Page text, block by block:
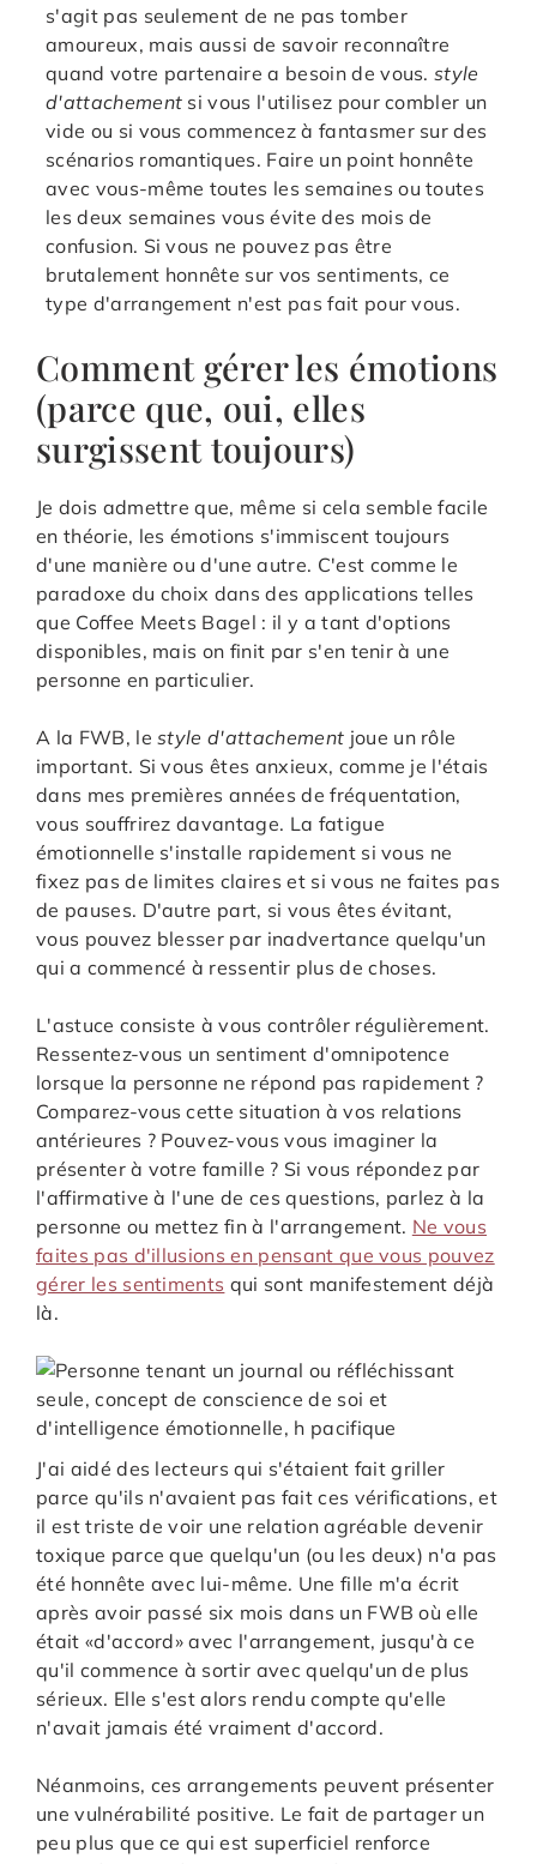
s'agit pas seulement de ne pas tomber
amoureux, mais aussi de savoir reconnaître
quand votre partenaire a besoin de vous.style
d'attachement si vous l'utilisez pour combler un
vide ou si vous commencez à fantasmer sur des
scénarios romantiques. Faire un point honnête
avec vous-même toutes les semaines ou toutes
les deux semaines vous évite des mois de
confusion. Si vous ne pouvez pas être
brutalement honnête sur vos sentiments, ce
type d'arrangement n'est pas fait pour vous.
Comment gérer les émotions
(parce que, oui, elles
surgissent toujours)
Je dois admettre que, même si cela semble facile
en théorie, les émotions s'immiscent toujours
d'une manière ou d'une autre. C'est comme le
paradoxe du choix dans des applications telles
que Coffee Meets Bagel : il y a tant d'options
disponibles, mais on finit par s'en tenir à une
personne en particulier.
A la FWB, lestyle d'attachement joue un rôle
important. Si vous êtes anxieux, comme je l'étais
dans mes premières années de fréquentation,
vous souffrirez davantage. La fatigue
émotionnelle s'installe rapidement si vous ne
fixez pas de limites claires et si vous ne faites pas
de pauses. D'autre part, si vous êtes évitant,
vous pouvez blesser par inadvertance quelqu'un
qui a commencé à ressentir plus de choses.
L'astuce consiste à vous contrôler régulièrement.
Ressentez-vous un sentiment d'omnipotence
lorsque la personne ne répond pas rapidement ?
Comparez-vous cette situation à vos relations
antérieures ? Pouvez-vous vous imaginer la
présenter à votre famille ? Si vous répondez par
l'affirmative à l'une de ces questions, parlez à la
personne ou mettez fin à l'arrangement. Ne vous
faites pas d'illusions en pensant que vous pouvez
gérer les sentiments qui sont manifestement déjà
là.
J'ai aidé des lecteurs qui s'étaient fait griller
parce qu'ils n'avaient pas fait ces vérifications, et
il est triste de voir une relation agréable devenir
toxique parce que quelqu'un (ou les deux) n'a pas
été honnête avec lui-même. Une fille m'a écrit
après avoir passé six mois dans un FWB où elle
était «d'accord» avec l'arrangement, jusqu'à ce
qu'il commence à sortir avec quelqu'un de plus
sérieux. Elle s'est alors rendu compte qu'elle
n'avait jamais été vraiment d'accord.
Néanmoins, ces arrangements peuvent présenter
une vulnérabilité positive. Le fait de partager un
peu plus que ce qui est superficiel renforce